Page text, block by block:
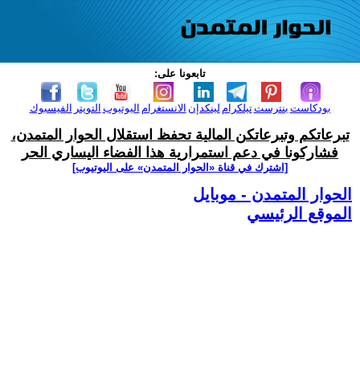
تابعونا على:
الفيسبوك التويتر اليوتيوب الانستغرام لينكدإن تيلكرامبنترست بودكاست
تبرعاتكم وتبرعاتكن المالية تحفظ استقلال الحوار المتمدن،
فشاركونا في دعم استمرارية هذا الفضاء اليساري الحر
[اشترك في قناة ‫«الحوار المتمدن» على اليوتيوب]
الحوار المتمدن - موبايل
الموقع الرئيسي